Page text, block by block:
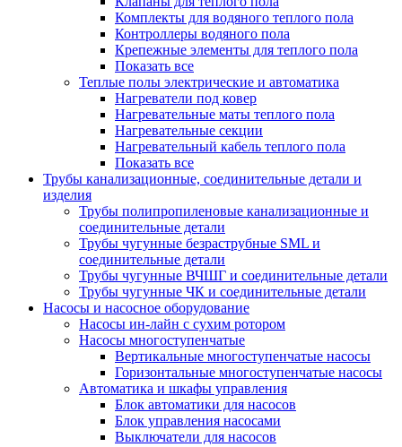
Комплекты для водяного теплого пола
Контроллеры водяного пола
Крепежные элементы для теплого пола
Показать все
Теплые полы электрические и автоматика
Нагреватели под ковер
Нагревательные маты теплого пола
Нагревательные секции
Нагревательный кабель теплого пола
Показать все
Трубы канализационные, соединительные детали и
изделия
Трубы полипропиленовые канализационные и
соединительные детали
Трубы чугунные безраструбные SML и
соединительные детали
Трубы чугунные ВЧШГ и соединительные детали
Трубы чугунные ЧК и соединительные детали
Насосы и насосное оборудование
Насосы ин-лайн с сухим ротором
Насосы многоступенчатые
Вертикальные многоступенчатые насосы
Горизонтальные многоступенчатые насосы
Автоматика и шкафы управления
Блок автоматики для насосов
Блок управления насосами
Выключатели для насосов